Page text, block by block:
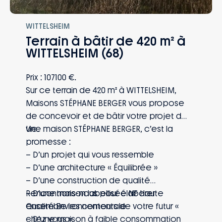
WITTELSHEIM
Terrain à bâtir de 420 m² à
WITTELSHEIM (68)
Prix : 107100 €.
Sur ce terrain de 420 m² à WITTELSHEIM,
Maisons STÉPHANE BERGER vous propose
de concevoir et de bâtir votre projet de
vie.
Une maison STÉPHANE BERGER, c’est la
promesse :
– D’un projet qui vous ressemble
– D’une architecture « Équilibrée »
– D’une construction de qualité
– D’une maison labellisée NF Haute
Qualité Environnementale
– D’une maison à faible consommation
Rencontrons-nous pour élaborer
ensemble les contours de votre futur «
chez vous ».